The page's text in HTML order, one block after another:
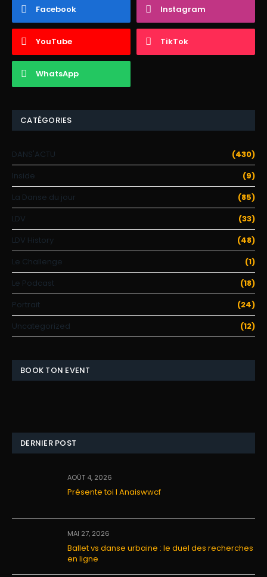
Facebook Instagram
YouTube TikTok
WhatsApp
CATÉGORIES
DANS'ACTU
(430)
Inside
(9)
La Danse du jour
(85)
LDV
(33)
LDV History
(48)
Le Challenge
(1)
Le Podcast
(18)
Portrait
(24)
Uncategorized
(12)
BOOK TON EVENT
DERNIER POST
AOÛT 4, 2026
Présente toi I Anaiswwcf
MAI 27, 2026
Ballet vs danse urbaine : le duel des recherches
en ligne